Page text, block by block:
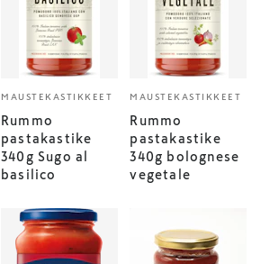
MAUSTEKASTIKKEET
Rummo
pastakastike
340g Sugo al
basilico
MAUSTEKASTIKKEET
Rummo
pastakastike
340g bolognese
vegetale